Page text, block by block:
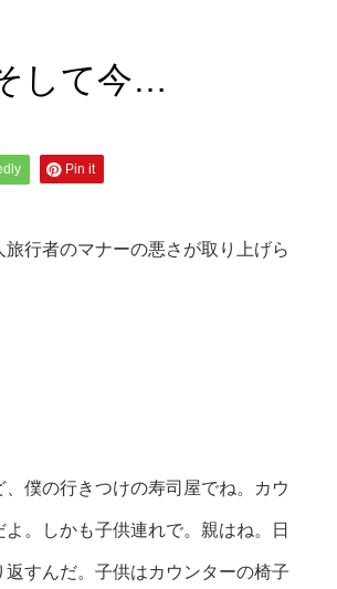
して今…
Pin it
行者のマナーの悪さが取り上げら
僕の行きつけの寿司屋でね。カウ
。しかも子供連れで。親はね。日
すんだ。子供はカウンターの椅子